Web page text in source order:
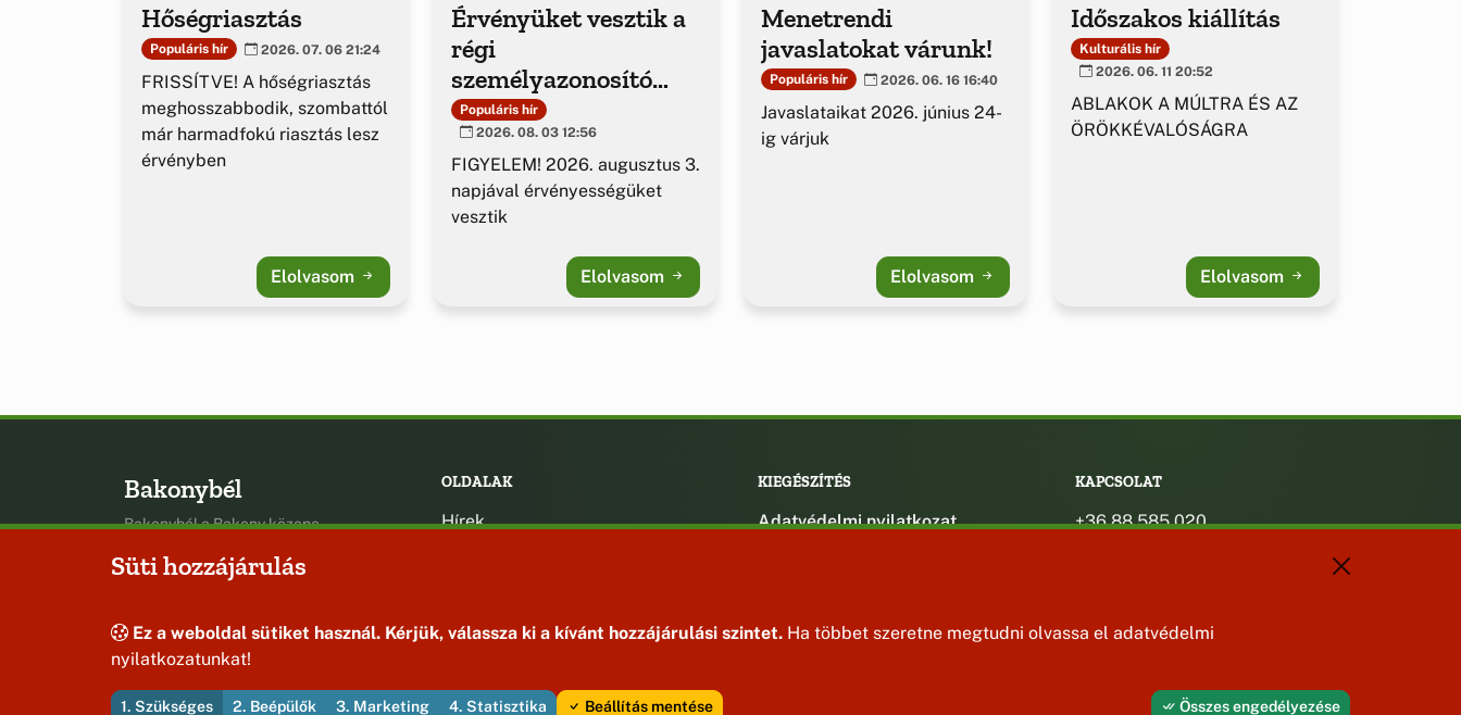
Hőségriasztás
Populáris hír 2026. 07. 06 21:24
FRISSÍTVE! A hőségriasztás
meghosszabbodik, szombattól
már harmadfokú riasztás lesz
érvényben
Elolvasom
Érvényüket vesztik a
régi
személyazonosító
igazolványok
Populáris hír
2026. 08. 03 12:56
FIGYELEM! 2026. augusztus 3.
napjával érvényességüket
vesztik
Elolvasom
Menetrendi
javaslatokat várunk!
Populáris hír 2026. 06. 16 16:40
Javaslataikat 2026. június 24-
ig várjuk
Elolvasom
Időszakos kiállítás
Kulturális hír
2026. 06. 11 20:52
ABLAKOK A MÚLTRA ÉS AZ
ÖRÖKKÉVALÓSÁGRA
Elolvasom
Bakonybél
Bakonybél a Bakony közepe
OLDALAK
Hírek
KIEGÉSZÍTÉS
Adatvédelmi nyilatkozat
KAPCSOLAT
+36 88 585 020
polgarmester@bakonybel.hu
Süti hozzájárulás
Ez a weboldal sütiket használ. Kérjük, válassza ki a kívánt hozzájárulási szintet. Ha többet szeretne megtudni olvassa el adatvédelmi
nyilatkozatunkat!
1. Szükséges 2. Beépülők 3. Marketing 4. Statisztika Beállítás mentése Összes engedélyezése